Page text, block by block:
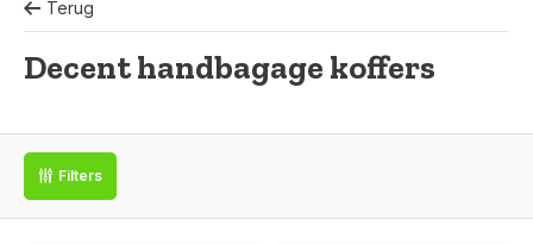
Terug
Decent handbagage koffers
Filters